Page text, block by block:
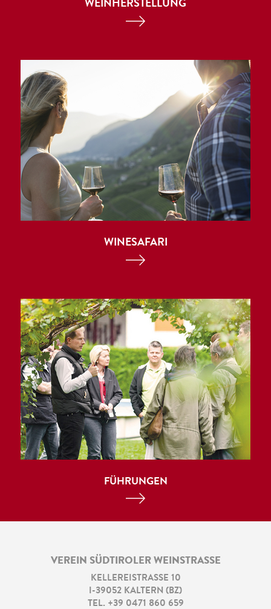
WEINHERSTELLUNG
WINESAFARI
FÜHRUNGEN
VEREIN SÜDTIROLER WEINSTRASSE
KELLEREISTRASSE 10
-39052 KALTERN ( BZ)
TEL. +39 0471 860 659